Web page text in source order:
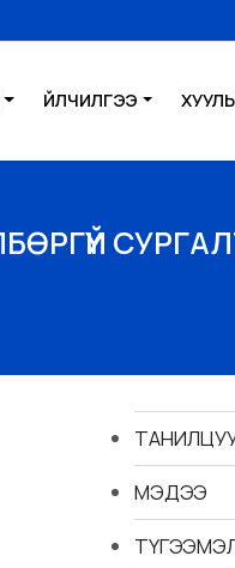
ҮЙЛЧИЛГЭЭ
МЭДЭЭ